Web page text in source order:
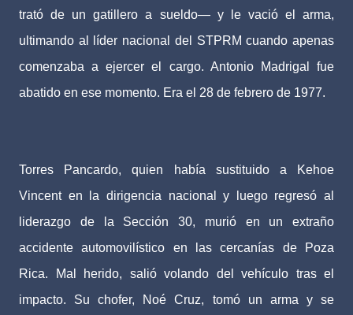
trató de un gatillero a sueldo— y le vació el arma,
ultimando al líder nacional del STPRM cuando apenas
comenzaba a ejercer el cargo. Antonio Madrigal fue
abatido en ese momento. Era el 28 de febrero de 1977.
Torres Pancardo, quien había sustituido a Kehoe
Vincent en la dirigencia nacional y luego regresó al
liderazgo de la Sección 30, murió en un extraño
accidente automovilístico en las cercanías de Poza
Rica. Mal herido, salió volando del vehículo tras el
impacto. Su chofer, Noé Cruz, tomó un arma y se